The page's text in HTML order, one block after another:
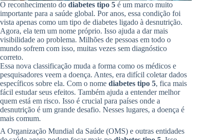
O reconhecimento do diabetes tipo 5 é um marco muito
importante para a saúde global. Por anos, essa condição foi
vista apenas como um tipo de diabetes ligado à desnutrição.
Agora, ela tem um nome próprio. Isso ajuda a dar mais
visibilidade ao problema. Milhões de pessoas em todo o
mundo sofrem com isso, muitas vezes sem diagnóstico
correto.
Essa nova classificação muda a forma como os médicos e
pesquisadores veem a doença. Antes, era difícil coletar dados
específicos sobre ela. Com o nome diabetes tipo 5, fica mais
fácil estudar seus efeitos. Também ajuda a entender melhor
quem está em risco. Isso é crucial para países onde a
desnutrição é um grande desafio. Nesses lugares, a doença é
mais comum.
A Organização Mundial da Saúde (OMS) e outras entidades